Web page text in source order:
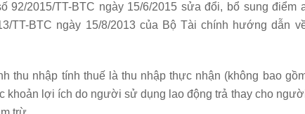
2015/TT-BTC ngày 15/6/2015 sửa đổi, bổ sung điểm
TT-BTC ngày 15/8/2013 của Bộ Tài chính hướng dẫn
thu nhập tính thuế là thu nhập thực nhận (không bao
khoản lợi ích do người sử dụng lao động trả thay cho